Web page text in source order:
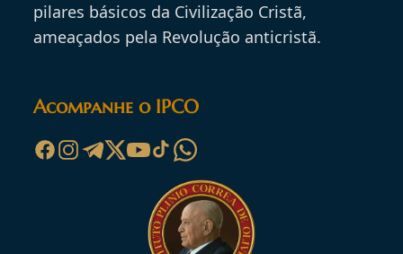
pilares básicos da Civilização Cristã,
ameaçados pela Revolução anticristã.
Acompanhe o IPCO